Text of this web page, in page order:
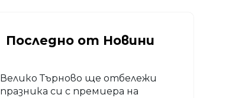
Последно от Новини
Велико Търново ще отбележи
празника си с премиера на